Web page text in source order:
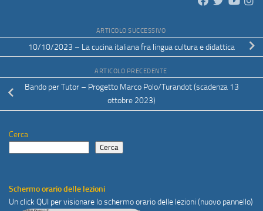
ARTICOLO SUCCESSIVO
10/10/2023 – La cucina italiana fra lingua cultura e didattica
ARTICOLO PRECEDENTE
Bando per Tutor – Progetto Marco Polo/Turandot (scadenza 13
ottobre 2023)
Cerca
Cerca
Schermo orario delle lezioni
Un click QUI per visionare lo schermo orario delle lezioni (nuovo pannello)